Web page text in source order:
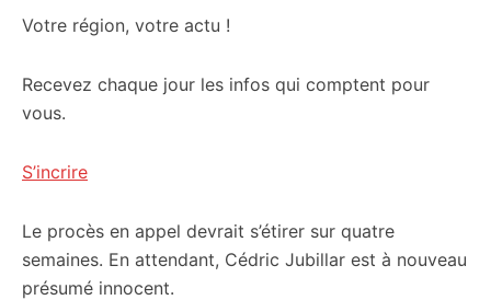
Votre région, votre actu !
Recevez chaque jour les infos qui comptent pour
vous.
S’incrire
Le procès en appel devrait s’étirer sur quatre
semaines. En attendant, Cédric Jubillar est à nouveau
présumé innocent.